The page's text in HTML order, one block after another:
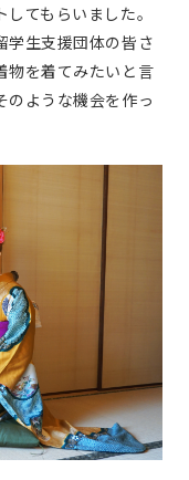
てもらいました。
学生支援団体の皆さ
物を着てみたいと言
のような機会を作っ